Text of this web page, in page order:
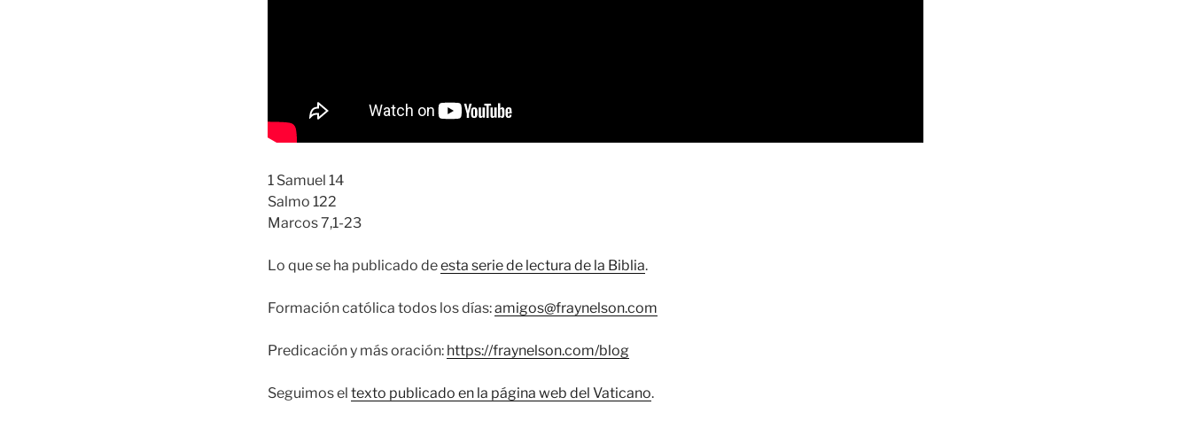
1 Samuel 14
Salmo 122
Marcos 7,1-23
Lo que se ha publicado deesta serie de lectura de la Biblia.
Formación católica todos los días:amigos@fraynelson.com
Predicación y más oración: https://fraynelson.com/blog
Seguimos el texto publicado en la página web del Vaticano.